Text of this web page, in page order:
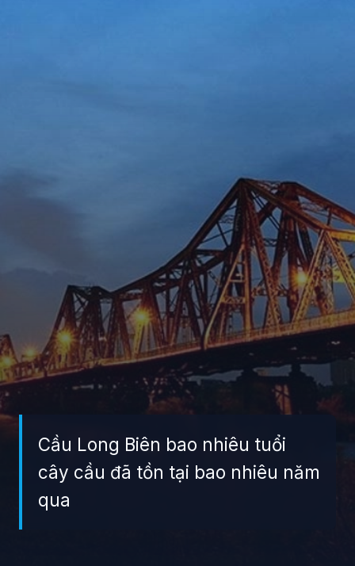
Cầu Long Biên bao nhiêu tuổi
cây cầu đã tồn tại bao nhiêu năm
qua